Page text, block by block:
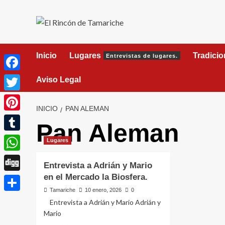
Inicio Lugares Entrevistas de lugares.
Aviso Legal
INICIO PAN ALEMAN
Pan Aleman
Lugares
Entrevista a Adrián y Mario
en el Mercado la Biosfera.
Tamariche 10 enero, 2026 0
Entrevista a Adrián y Mario Adrián y
Mario
Facebook
Twitter
Pinterest
Tumblr
WhatsApp
Digg